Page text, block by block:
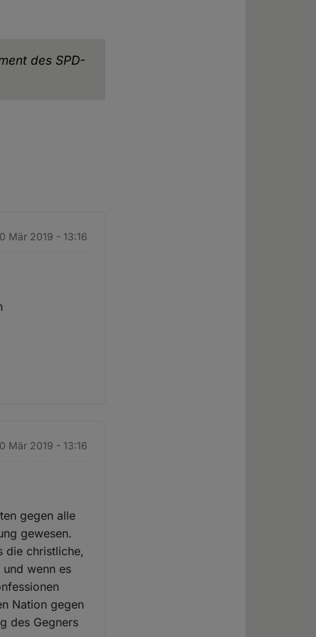
des SPD-
Mär 2019 - 13:16
Mär 2019 - 13:16
gegen alle
gewesen.
die christliche,
wenn es
Nation gegen
des Gegners